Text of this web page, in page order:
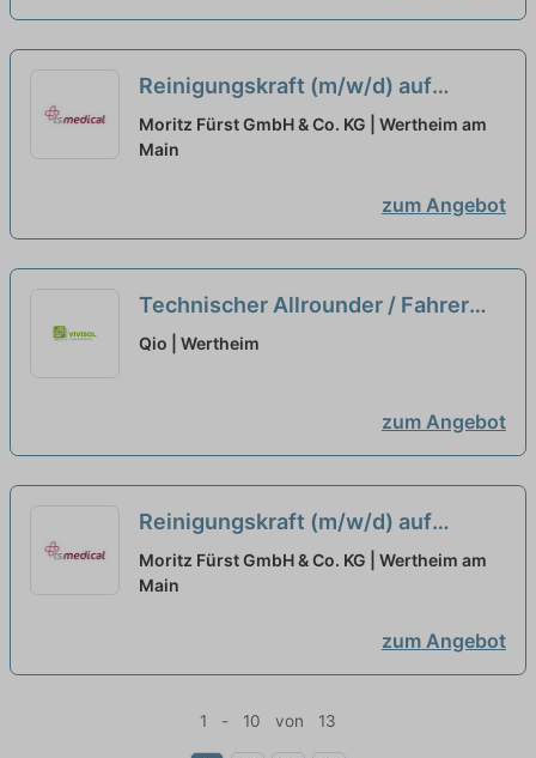
Reinigungskraft (m/w/d) auf
Minijob-Basis oder in Teilzeit, bis
zu 5 Std. / Tag
Moritz Fürst GmbH & Co. KG | Wertheim am
Main
zum Angebot
Technischer Allrounder / Fahrer
auf Minijob-Basis (m/w/d)
Qio | Wertheim
zum Angebot
Reinigungskraft (m/w/d) auf
Minijob-Basis oder in Teilzeit, bis
zu 3,25 Std. / Tag
Moritz Fürst GmbH & Co. KG | Wertheim am
Main
zum Angebot
1 - 10 von 13